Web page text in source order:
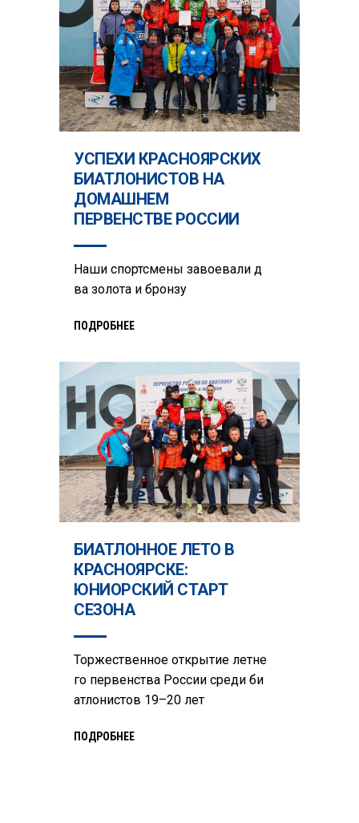
УСПЕХИ КРАСНОЯРСКИХ
БИАТЛОНИСТОВ НА
ДОМАШНЕМ
ПЕРВЕНСТВЕ РОССИИ
Наши спортсмены завоевали д
ва золота и бронзу
ПОДРОБНЕЕ
БИАТЛОННОЕ ЛЕТО В
КРАСНОЯРСКЕ:
ЮНИОРСКИЙ СТАРТ
СЕЗОНА
Торжественное открытие летне
го первенства России среди би
атлонистов 19–20 лет
ПОДРОБНЕЕ